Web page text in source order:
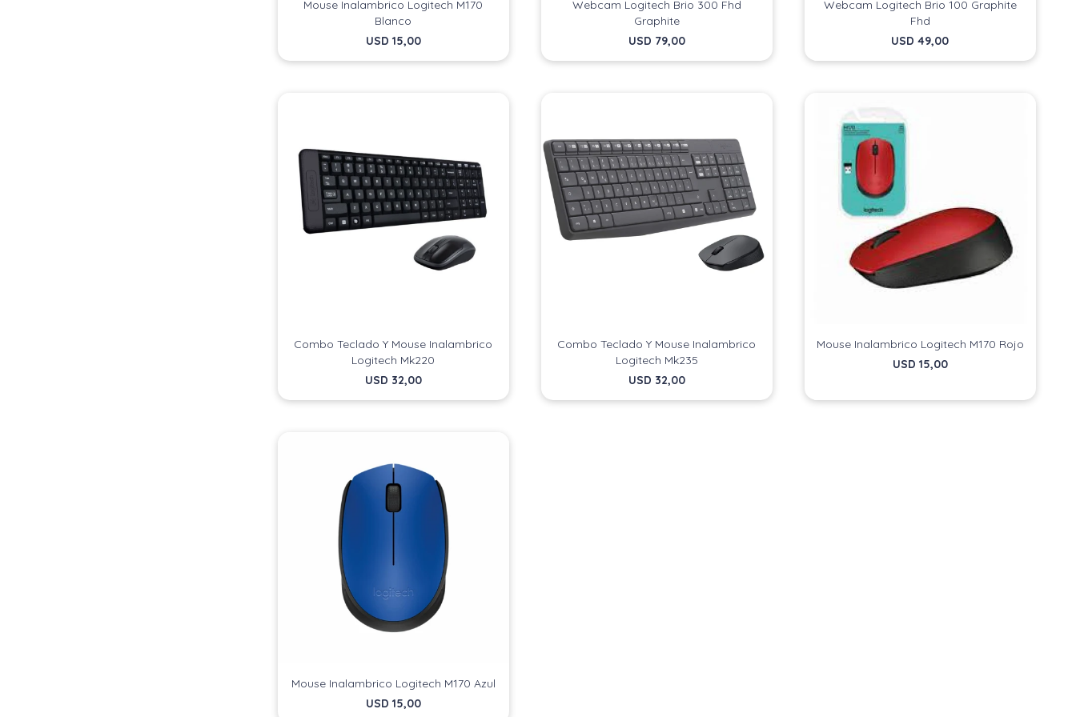
Mouse Inalambrico Logitech M170
Blanco
USD 15,00
Webcam Logitech Brio 300 Fhd
Graphite
USD 79,00
Webcam Logitech Brio 100 Graphite
Fhd
USD 49,00
Combo Teclado Y Mouse Inalambrico
Logitech Mk220
USD 32,00
Combo Teclado Y Mouse Inalambrico
Logitech Mk235
USD 32,00
Mouse Inalambrico Logitech M170 Rojo
USD 15,00
Mouse Inalambrico Logitech M170 Azul
USD 15,00